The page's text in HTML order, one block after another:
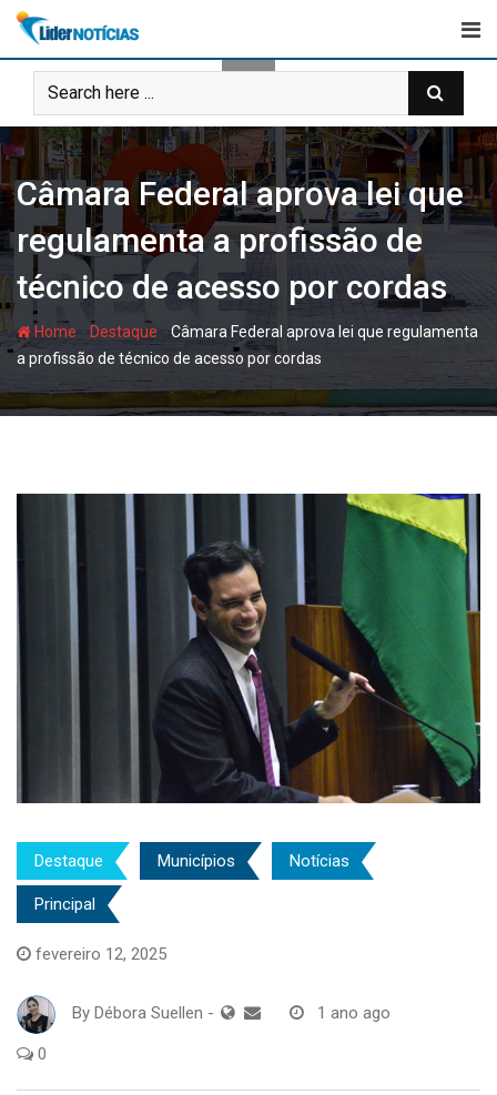
Skip
content
Câmara Federal aprova lei que
regulamenta a profissão de
técnico de acesso por cordas
Home - Destaque -Câmara Federal aprova lei que regulamenta
a profissão de técnico de acesso por cordas
Destaque Municípios Notícias
Principal
fevereiro 12, 2025
By Débora Suellen - 1 ano ago
0